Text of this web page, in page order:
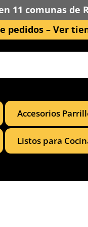
11 comunas de
pedidos – Ver
Accesorios
Listos para